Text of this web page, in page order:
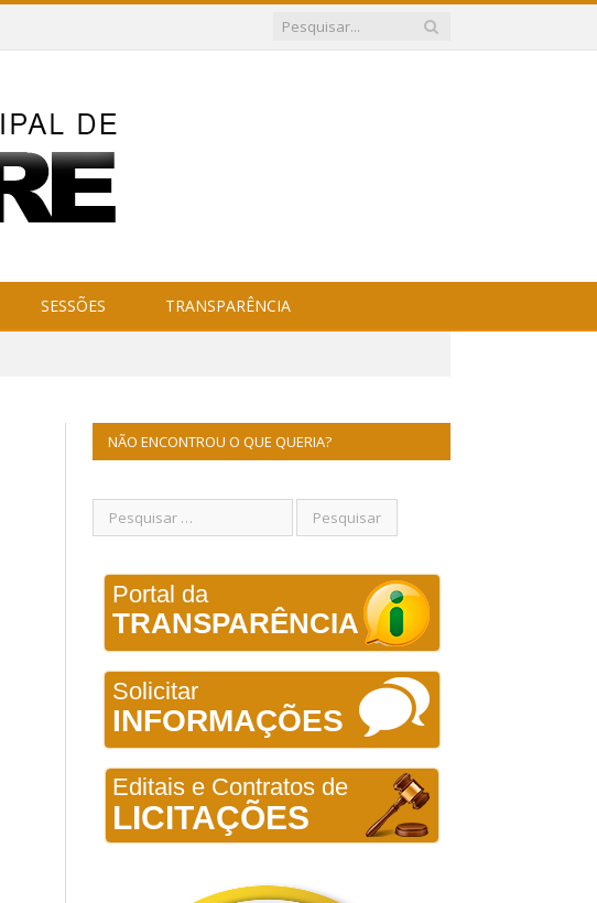
SESSÕES TRANSPARÊNCIA
NÃO ENCONTROU O QUE QUERIA?
Portal da
TRANSPARÊNCIA
Solicitar
INFORMAÇÕES
Editais e Contratos de
LICITAÇÕES